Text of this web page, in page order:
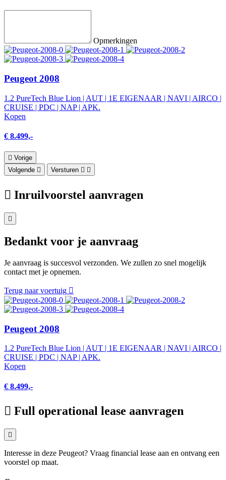
Opmerkingen
Peugeot 2008
1.2 PureTech Blue Lion | AUT | 1E EIGENAAR | NAVI | AIRCO |
CRUISE | PDC | NAP | APK.
Kopen
€ 8.499,-
Vorige
Volgende
Versturen
Inruilvoorstel aanvragen
Bedankt voor je aanvraag
Je aanvraag is succesvol verzonden. We zullen zo snel mogelijk
contact met je opnemen.
Terug naar voertuig
Peugeot 2008
1.2 PureTech Blue Lion | AUT | 1E EIGENAAR | NAVI | AIRCO |
CRUISE | PDC | NAP | APK.
Kopen
€ 8.499,-
Full operational lease aanvragen
Interesse in deze Peugeot? Vraag financial lease aan en ontvang een
voorstel op maat.